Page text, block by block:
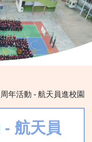
年活動 - 航天員進校園
- 航天員